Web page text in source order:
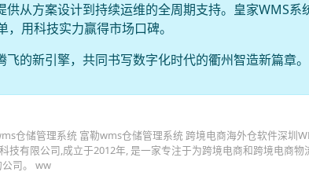
从方案设计到持续运维的全周期支持。皇家WMS系
用科技实力赢得市场口碑。
的新引擎，共同书写数字化时代的衢州智造新篇章。
仓储管理系统 富勒wms仓储管理系统 跨境电商海外仓软件深圳
技有限公司,成立于2012年, 是一家专注于为跨境电商和跨境电商
司。 ww